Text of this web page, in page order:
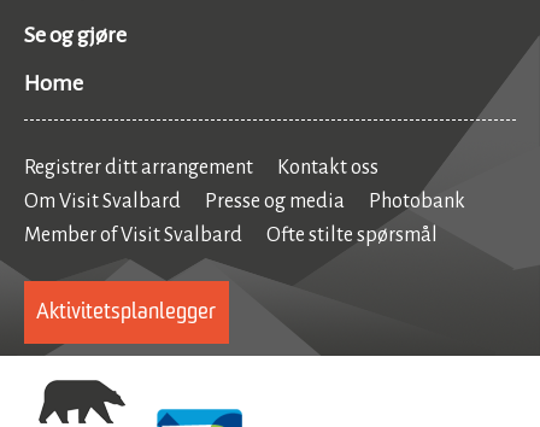
Se og gjøre
Home
Registrer ditt arrangement
Kontakt oss
Om Visit Svalbard
Presse og media
Photobank
Member of Visit Svalbard
Ofte stilte spørsmål
Aktivitetsplanlegger